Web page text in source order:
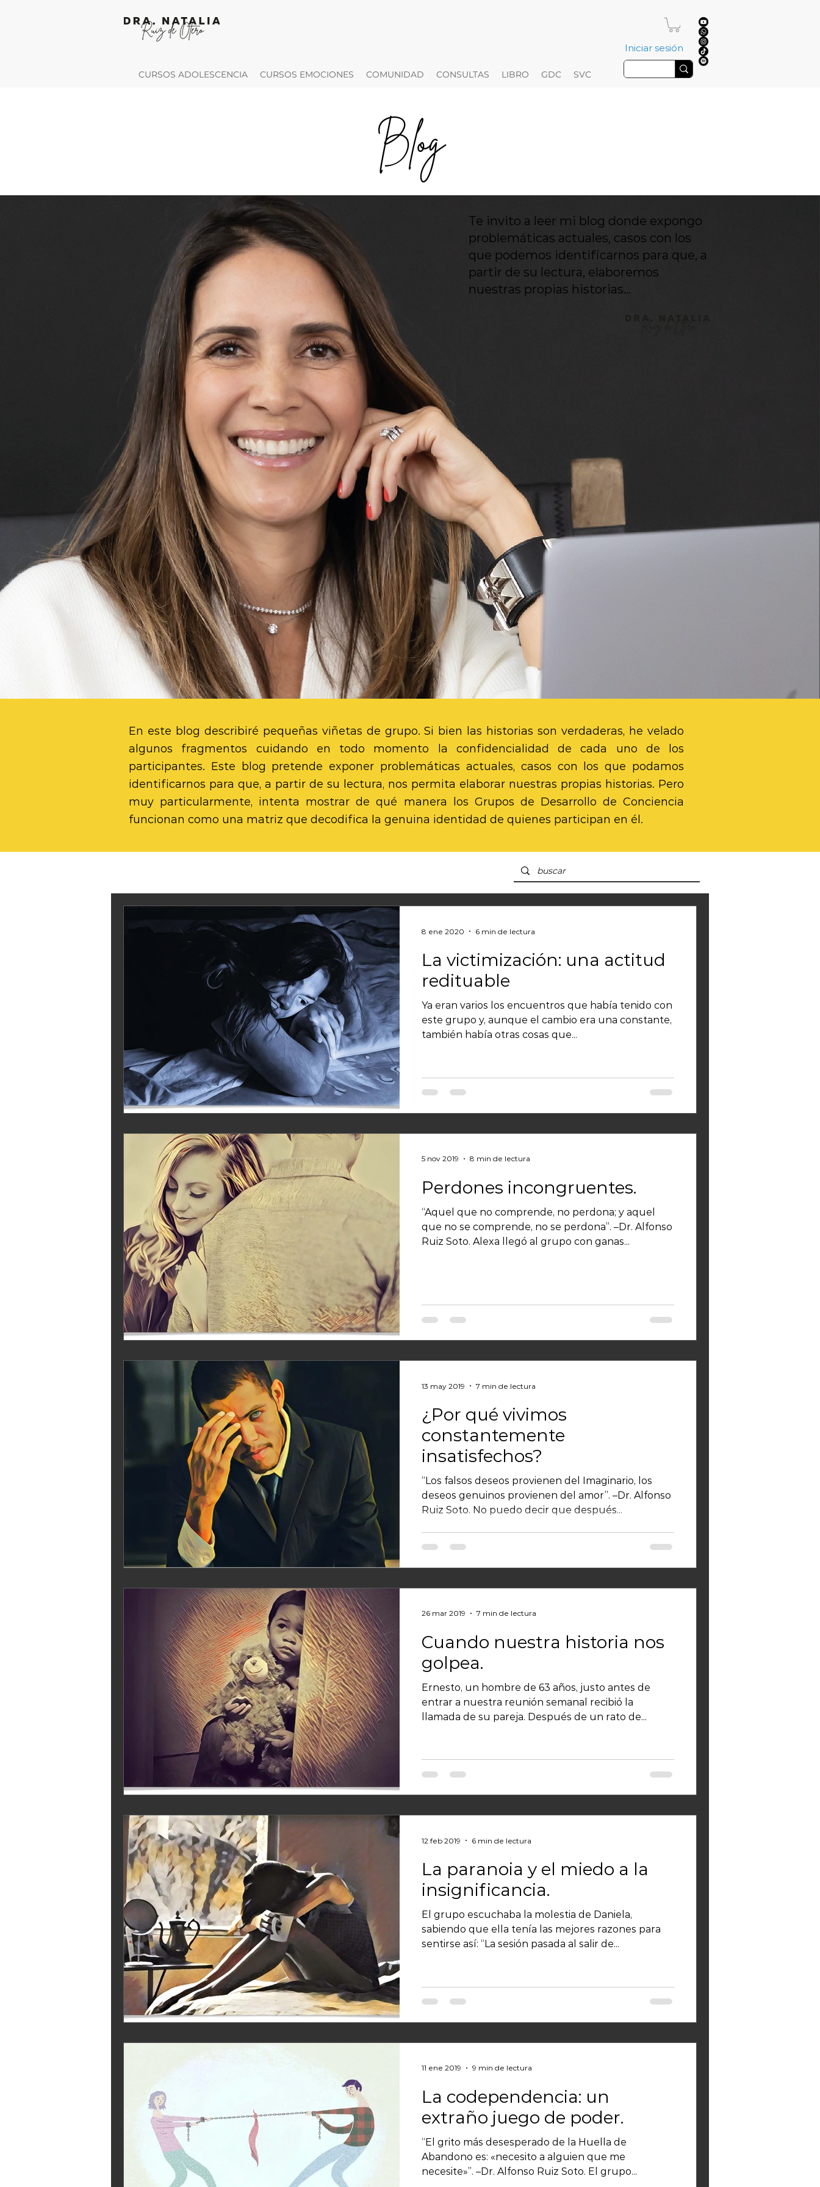
Iniciar sesión
CURSOS ADOLESCENCIA CURSOS EMOCIONES COMUNIDAD CONSULTAS LIBRO GDC SVC
Blog
Te invito a leer mi blog donde expongo
problemáticas actuales, casos con los
que podemos identificarnos para que, a
partir de su lectura, elaboremos
nuestras propias historias...
En este blog describiré pequeñas viñetas de grupo. Si bien las historias son verdaderas, he velado
algunos fragmentos cuidando en todo momento la confidencialidad de cada uno de los
participantes. Este blog pretende exponer problemáticas actuales, casos con los que podamos
identificarnos para que, a partir de su lectura, nos permita elaborar nuestras propias historias. Pero
muy particularmente, intenta mostrar de qué manera los Grupos de Desarrollo de Conciencia
funcionan como una matriz que decodifica la genuina identidad de quienes participan en él.
La victimización: una actitud
redituable
Ya eran varios los encuentros que había tenido con
este grupo y, aunque el cambio era una constante,
también había otras cosas que...
8 ene 2020 6 min de lectura
Perdones incongruentes.
“Aquel que no comprende, no perdona; y aquel
que no se comprende, no se perdona”. –Dr. Alfonso
Ruiz Soto. Alexa llegó al grupo con ganas...
5 nov 2019 8 min de lectura
¿Por qué vivimos
constantemente
insatisfechos?
“Los falsos deseos provienen del Imaginario, los
deseos genuinos provienen del amor”. –Dr. Alfonso
Ruiz Soto. No puedo decir que después...
13 may 2019 7 min de lectura
Cuando nuestra historia nos
golpea.
Ernesto, un hombre de 63 años, justo antes de
entrar a nuestra reunión semanal recibió la
llamada de su pareja. Después de un rato de...
26 mar 2019 7 min de lectura
La paranoia y el miedo a la
insignificancia.
El grupo escuchaba la molestia de Daniela,
sabiendo que ella tenía las mejores razones para
sentirse así: “La sesión pasada al salir de...
12 feb 2019 6 min de lectura
La codependencia: un
extraño juego de poder.
“El grito más desesperado de la Huella de
Abandono es: «necesito a alguien que me
necesite»”. –Dr. Alfonso Ruiz Soto. El grupo...
11 ene 2019 9 min de lectura